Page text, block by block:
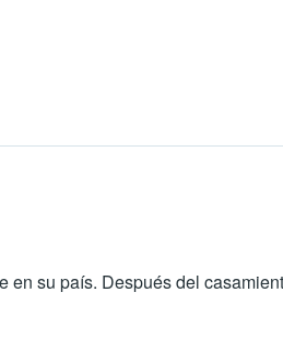
su país. Después del